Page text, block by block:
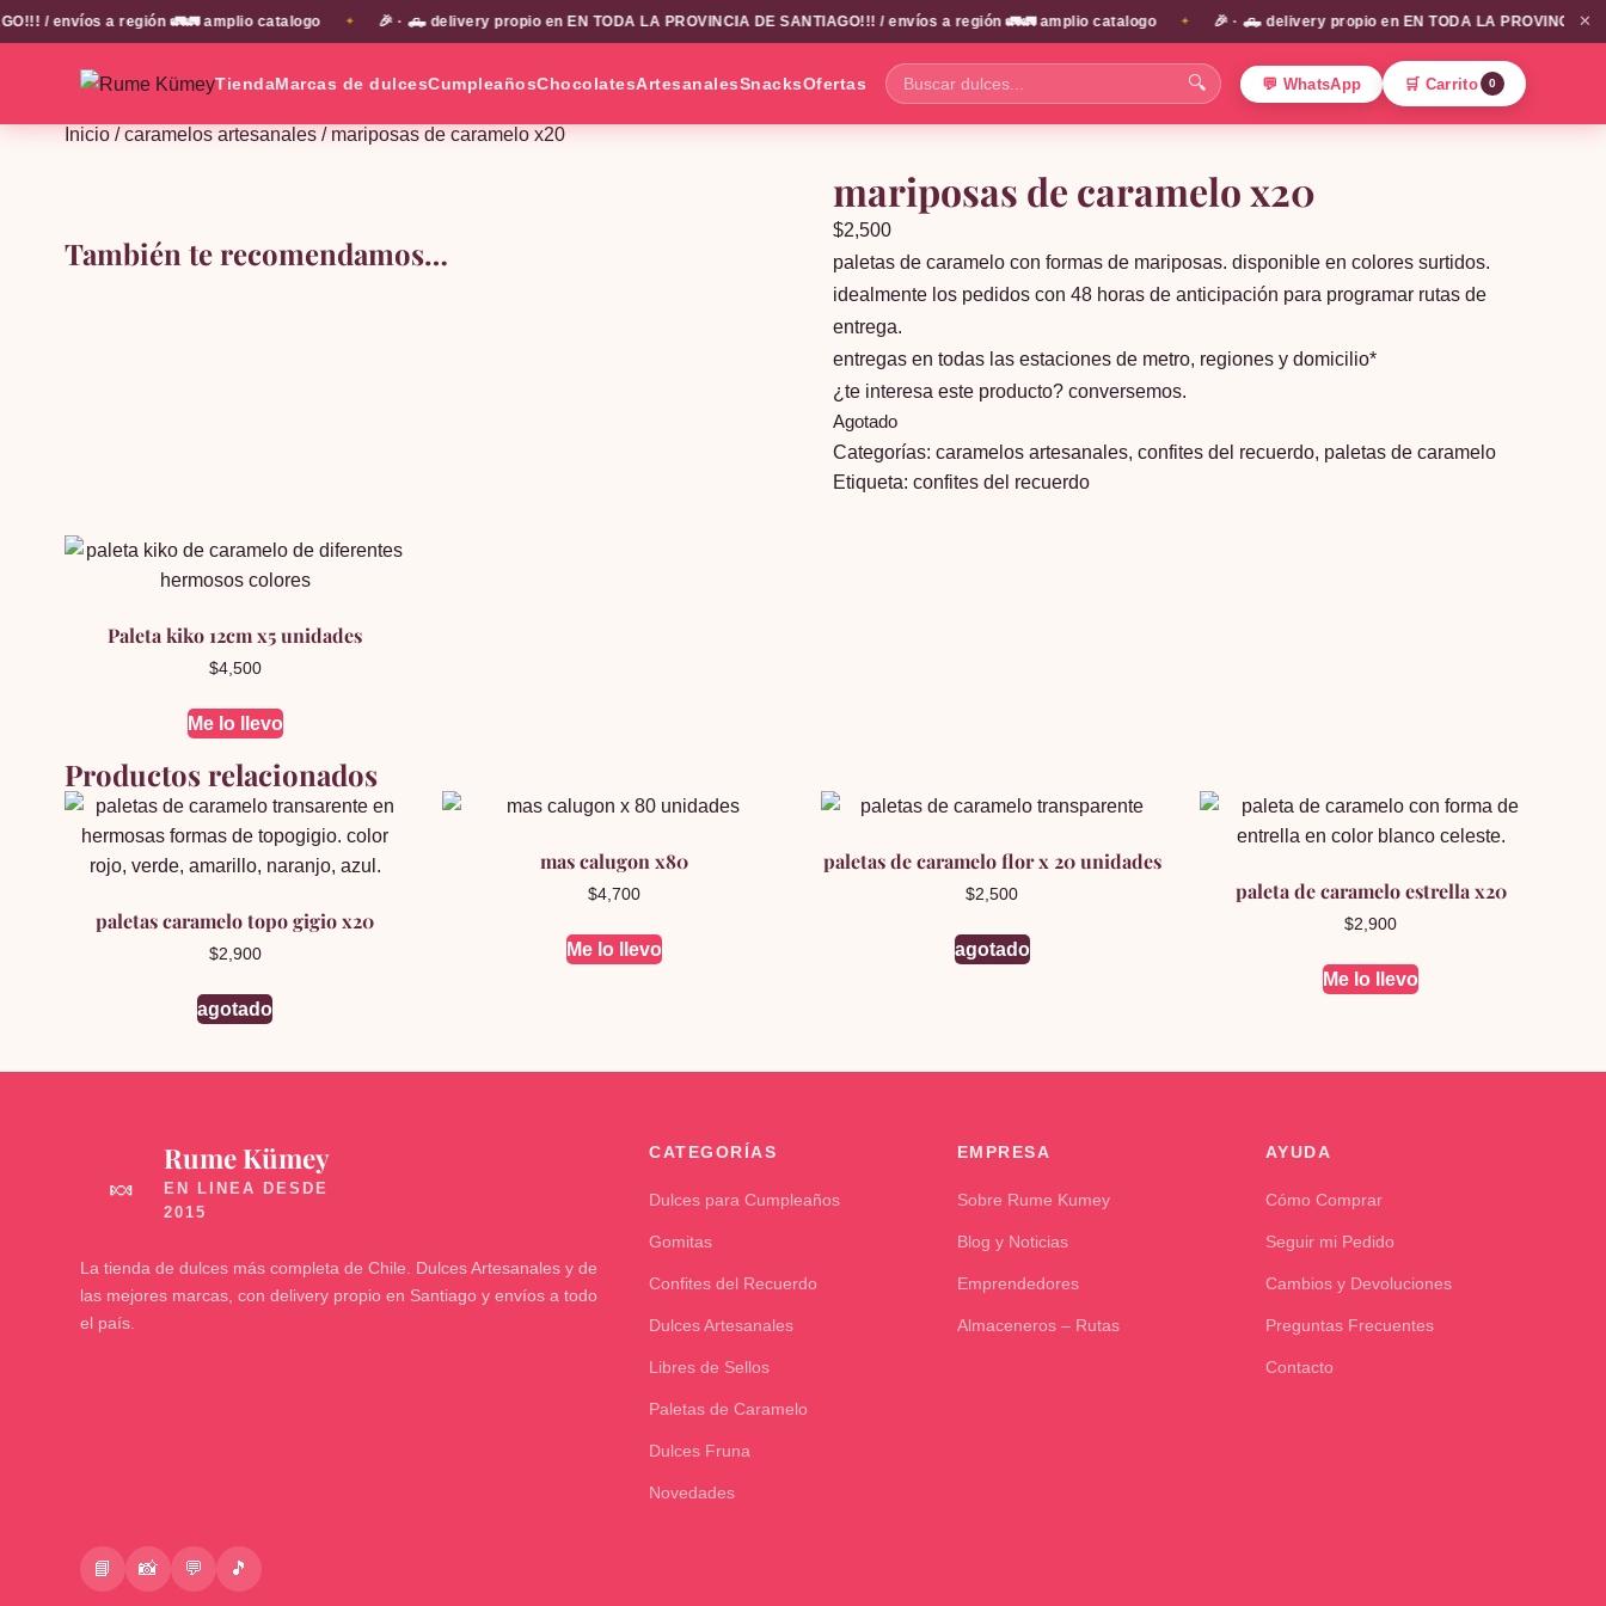
/ envíos a región 🚛🚛 amplio catalogo ✦ 🎉 · 🛻 delivery propio en EN TODA LA PROVINCIA DE SANTIAGO!!! / envíos a región 🚛🚛 amplio catalogo ✦ 🎉 · 🛻 delivery propio en EN TODA LA PROVINCIA DE✕
TiendaMarcas de dulcesCumpleañosChocolatesArtesanalesSnacksOfertas
Buscar
dulces...
🔍 💬 WhatsApp 🛒 Carrito 0
Inicio/caramelos artesanales/ mariposas de caramelo x20
mariposas de caramelo x20
$2,500
paletas de caramelo con formas de mariposas. disponible en colores surtidos.
idealmente los pedidos con 48 horas de anticipación para programar rutas de
entrega.
entregas en todas las estaciones de metro, regiones y domicilio*
¿te interesa este producto? conversemos.
Agotado
Categorías: caramelos artesanales, confites del recuerdo, paletas de caramelo
Etiqueta: confites del recuerdo
También te recomendamos…
Paleta kiko 12cm x5 unidades
$4,500
Me lo llevo
Productos relacionados
paletas caramelo topo gigio x20
$2,900
agotado
mas calugon x80
$4,700
Me lo llevo
paletas de caramelo flor x 20 unidades
$2,500
agotado
paleta de caramelo estrella x20
$2,900
Me lo llevo
🍬
Rume Kümey
La tienda de dulces más completa de Chile. Dulces Artesanales y de
las mejores marcas, con delivery propio en Santiago y envíos a todo
el país.
📘 📸 💬 🎵
CATEGORÍAS
Dulces para Cumpleaños
Gomitas
Confites del Recuerdo
Dulces Artesanales
Libres de Sellos
Paletas de Caramelo
Dulces Fruna
Novedades
EMPRESA
Sobre Rume Kumey
Blog y Noticias
Emprendedores
Almaceneros – Rutas
AYUDA
Cómo Comprar
Seguir mi Pedido
Cambios y Devoluciones
Preguntas Frecuentes
Contacto